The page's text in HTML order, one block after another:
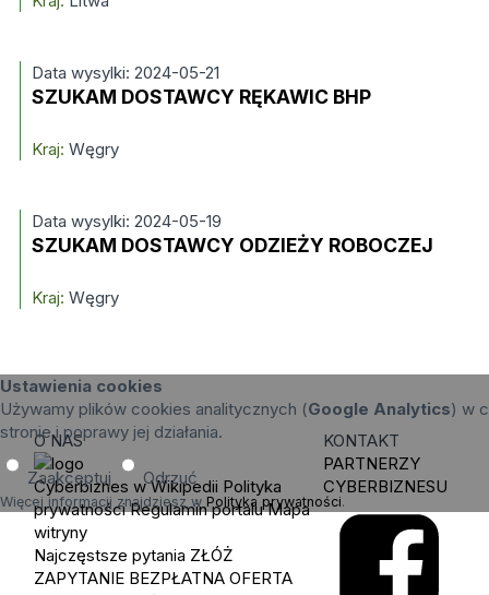
Data wysylki: 2024-05-21
SZUKAM DOSTAWCY RĘKAWIC BHP
Kraj: Węgry
Data wysylki: 2024-05-19
SZUKAM DOSTAWCY ODZIEŻY ROBOCZEJ
Kraj: Węgry
Ustawienia cookies
Używamy plików cookies analitycznych (Google Analytics) w
stronie i poprawy jej działania.
Zaakceptuj Odrzuć
Więcej informacji znajdziesz w Polityka prywatności.
O NAS
Cyberbiznes w Wikipedii Polityka
prywatności Regulamin portalu Mapa
witryny
Najczęstsze pytania ZŁÓŻ
ZAPYTANIE BEZPŁATNA OFERTA
KONTAKT
PARTNERZY
CYBERBIZNESU